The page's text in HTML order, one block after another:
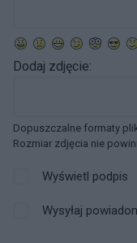
Dodaj zdjęcie:
Dopuszczalne formaty
Rozmiar zdjęcia nie
Wyświetl podpis
Wysyłaj